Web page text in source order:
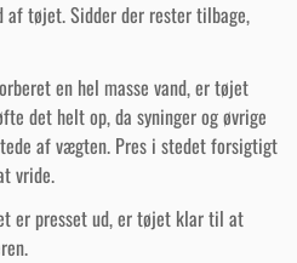
af tøjet. Sidder der rester tilbage,
en hel masse vand, er tøjet
det helt op, da syninger og øvrige
af vægten. Pres i stedet forsigtigt
vride.
er presset ud, er tøjet klar til at